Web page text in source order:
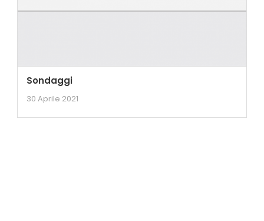
Sondaggi
30 Aprile 2021